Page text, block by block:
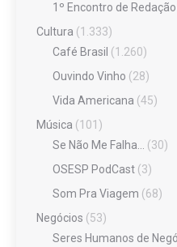
1º Encontro de
Cultura (1.333)
Café Brasil (1.260)
Ouvindo Vinho (28)
Vida Americana (45)
Música (101)
Se Não Me Falha… (30)
OSESP PodCast (3)
Som Pra Viagem (68)
Negócios (53)
Seres Humanos de